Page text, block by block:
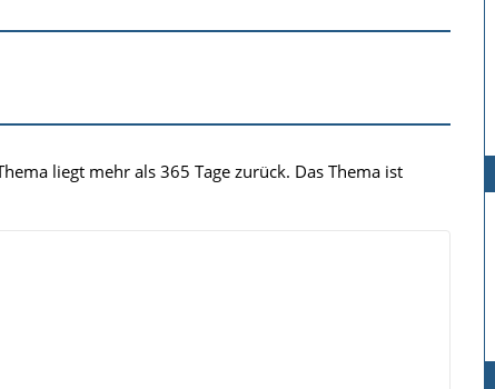
liegt mehr als 365 Tage zurück. Das Thema ist